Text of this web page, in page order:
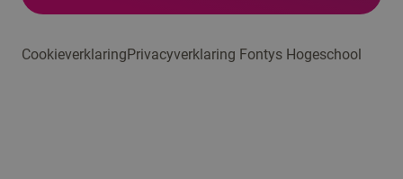
CookieverklaringPrivacyverklaring Fontys Hogeschool